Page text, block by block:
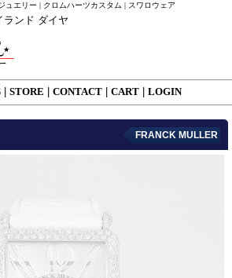
ュエリー | クロムハーツカスタム | スワロウェア
ランド ダイヤ
STORE CONTACT CART LOGIN
FRANCK MULLER